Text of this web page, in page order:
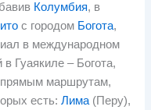
Колумбия, в
с городом Богота,
в международном
Гуаякиле – Богота,
прямым маршрутам,
есть:Лима(Перу),